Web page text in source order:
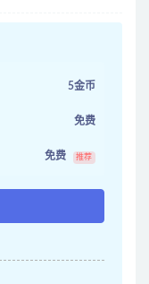
5金币
免费
免费 推荐